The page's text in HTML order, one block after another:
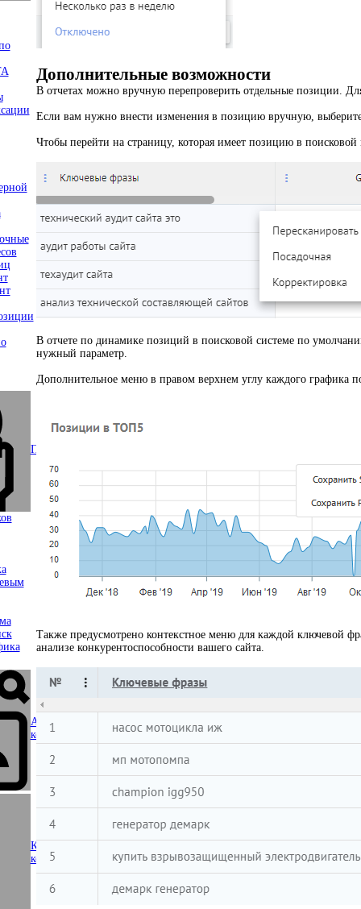
Поведенческие факторы
Анализ основного
контента
Коммерческие по
конкурентам
arrow_right
Дополнительные возможности
В отчетах можно вручную перепроверить отдельные позиции.
Если вам нужно внести изменения в позицию вручную,
Чтобы перейти на страницу, которая имеет позицию в
В отчете по динамике позиций в поисковой системе по
нужный параметр.
Дополнительное меню в правом верхнем углу каждого графика
Также предусмотрено контекстное меню для каждой ключевой
анализе конкурентоспособности вашего сайта.